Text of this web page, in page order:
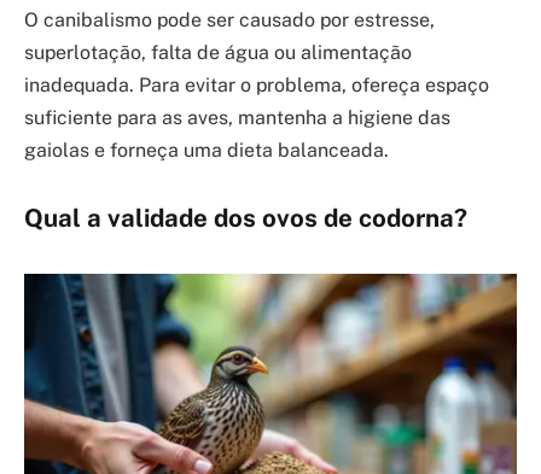
O canibalismo pode ser causado por estresse,
superlotação, falta de água ou alimentação
inadequada. Para evitar o problema, ofereça espaço
suficiente para as aves, mantenha a higiene das
gaiolas e forneça uma dieta balanceada.
Qual a validade dos ovos de codorna?